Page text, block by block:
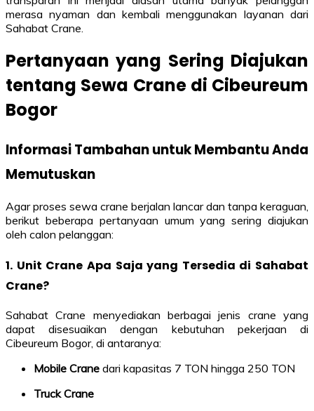
merasa nyaman dan kembali menggunakan layanan dari
Sahabat Crane.
Pertanyaan yang Sering Diajukan
tentang Sewa Crane di Cibeureum
Bogor
Informasi Tambahan untuk Membantu Anda
Memutuskan
Agar proses sewa crane berjalan lancar dan tanpa keraguan,
berikut beberapa pertanyaan umum yang sering diajukan
oleh calon pelanggan:
1. Unit Crane Apa Saja yang Tersedia di Sahabat
Crane?
Sahabat Crane menyediakan berbagai jenis crane yang
dapat disesuaikan dengan kebutuhan pekerjaan di
Cibeureum Bogor, di antaranya:
Mobile Crane dari kapasitas 7 TON hingga 250 TON
Truck Crane